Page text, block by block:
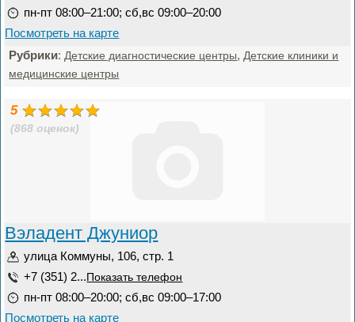
пн-пт 08:00–21:00; сб,вс 09:00–20:00
Посмотреть на карте
Рубрики: Детские диагностические центры, Детские клиники и
медицинские центры
5
(868 оценок)
Вэладент Джуниор
улица Коммуны, 106, стр. 1
+7 (351) 2... Показать телефон
пн-пт 08:00–20:00; сб,вс 09:00–17:00
Посмотреть на карте